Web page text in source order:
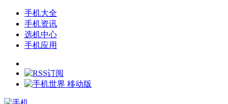
手机大全
手机资讯
选机中心
手机应用